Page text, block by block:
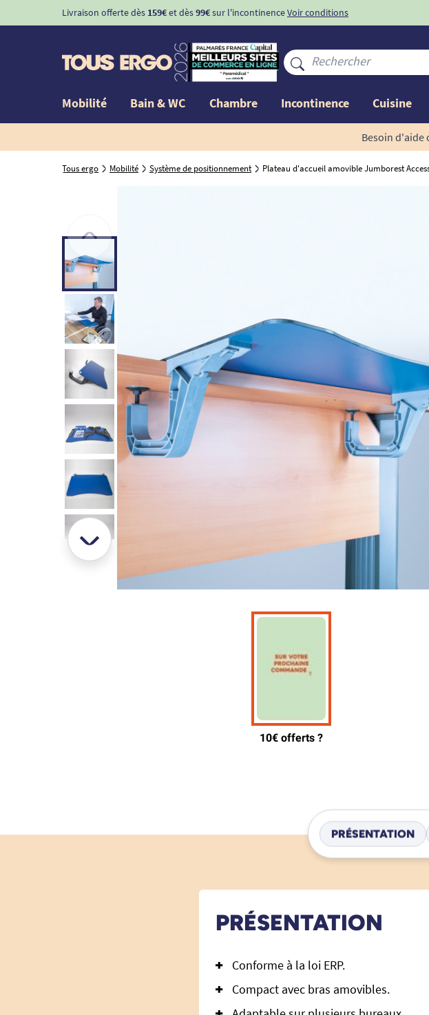
Livraison offerte dès 159€et dès99€sur l'incontinenceVoir conditions
Mobilité Bain & WC Chambre Incontinence Cuisine
Besoin d'aide
Tous ergo Mobilité Système de positionnement Plateau d'accueil amovible Jumborest
PRÉSENTATION
PRÉSENTATION
Conforme à la loi ERP.
Compact avec bras amovibles.